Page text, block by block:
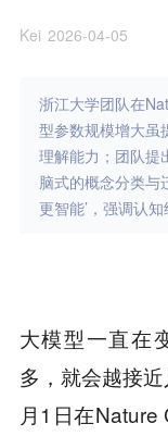
Kei 2026-04-05
浙江大学团队在
型参数规模增大虽
理解能力；团队提
脑式的概念分类与
更智能’，强调认
大模型一直在
多，就会越接
月1日在